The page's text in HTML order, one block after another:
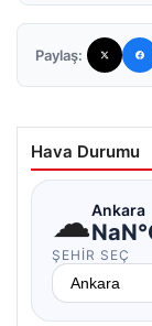
Paylaş:
Hava Durumu
☁Ankara
ŞEHIR SEÇ